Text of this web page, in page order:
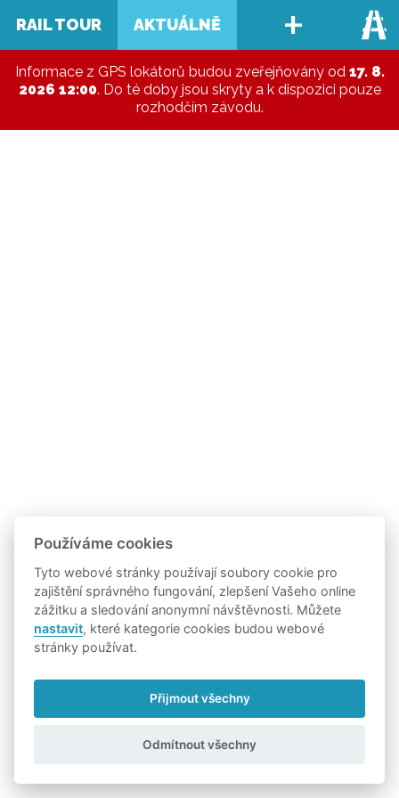
RAIL TOUR AKTUÁLNĚ +
Informace z GPS lokátorů budou zveřejňovány od 17. 8.
2026 12:00. Do té doby jsou skryty a k dispozici pouze
rozhodčím závodu.
Používáme cookies
Tyto webové stránky používají soubory cookie pro
zajištění správného fungování, zlepšení Vašeho online
zážitku a sledování anonymní návštěvnosti. Můžete
nastavit, které kategorie cookies budou webové
stránky používat.
Přijmout všechny
Odmítnout všechny